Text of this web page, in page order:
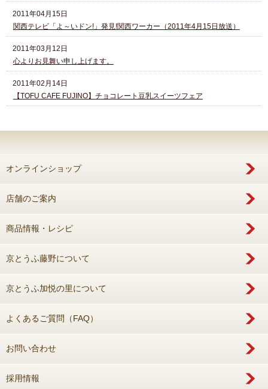
2011年04月15日
関西テレビ「よ～いドン!」発見!関西ワーカー（2011年4月15日放送）
2011年03月12日
心よりお見舞い申し上げます。
2011年02月14日
【TOFU CAFE FUJINO】チョコレート豆乳スイーツフェア
オンラインショップ
店舗のご案内
商品情報・レシピ
京とうふ藤野について
京とうふ加悦の里について
よくあるご質問（FAQ）
お問い合わせ
採用情報